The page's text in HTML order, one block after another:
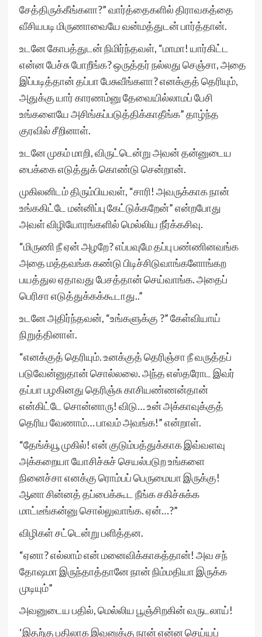
சேத்திருக்கீங்களா?” வார்த்தைகளில் திராவகத்தை
வீசியபடி மிருணாவையே வன்மத்துடன் பார்த்தான்.
உடனே கோபத்துடன் நிமிர்ந்தவள், “மாமா! யார்கிட்ட
என்ன பேச்சு போறீங்க? ஒருத்தர் நல்லது செஞ்சா, அதை
இப்படித்தான் தப்பா பேசுவீங்களா? எனக்குத் தெரியும்,
அதுக்கு யார் காரணம்னு தேவையில்லாமப் பேசி
உங்களையே அசிங்கப்படுத்திக்காதீங்க” தாழ்ந்த
குரவில் சீறினாள்.
உடனே முகம் மாறி, விருட்டென்று அவன் தன்னுடைய
பைக்கை எடுத்துக் கொண்டு சென்றான்.
முகிலனிடம் திரும்பியவள், “சாரி! அவருக்காக நான்
உங்ககிட்டே மன்னிப்பு கேட்டுக்கறேன்” என்றபோது
அவள் விழியோரங்களில் மெல்லிய நீர்க்கசிவு.
“மிருணி நீ ஏன் அழறே? எப்பவுமே தப்பு பண்ணினவங்க
அதை மத்தவங்க கண்டு பிடிச்சிடுவாங்களோங்கற
பயத்துல ஏதாவது பேசத்தான் செய்வாங்க. அதைப்
பெரிசா எடுத்துக்கக்கூடாது..”
உடனே அதிர்ந்தவன், “உங்களுக்கு ?” கேள்வியாய்
நிறுத்தினாள்.
“எனக்குத் தெரியும். உனக்குத் தெரிஞ்சா நீ வருத்தப்
படுவேன்னுதான் சொல்லலை. அந்த எஸ்தரோட இவர்
தப்பா பழகினது தெரிஞ்சு காசியண்ணன்தான்
என்கிட்டே சொன்னாரு! விடு… உன் அக்காவுக்குத்
தெரிய வேணாம்… பாவம் அவங்க!” என்றாள்.
“தேங்க்யூ முகில்! என் குடும்பத்துக்காக இவ்வளவு
அக்கறையா யோசிச்சுச் செயல்படுற உங்களை
நினைச்சா எனக்கு ரொம்பப் பெருமையா இருக்கு!
ஆனா சின்னத் தப்பைக்கூட நீங்க சகிச்சுக்க
மாட்டீங்கன்னு சொல்லுவாங்க. ஏன்…?”
விழிகள் சட்டென்று பளித்தன.
“ஏனா? எல்லாம் என் மனைவிக்காகத்தான்! அவ சந்
தோஷமா இருந்தாத்தானே நான் நிம்மதியா இருக்க
முடியும்”
அவனுடைய பதில், மெல்லிய பூஞ்சிறகின் வருடலாய்!
‘இதற்கு பதிலாக இவனுக்கு நான் என்ன செய்யப்